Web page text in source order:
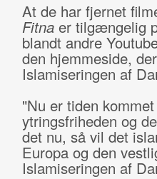
At de har fjernet
Fitnaer tilgængelig
blandt andre
den hjemmeside,
Islamiseringen af
"Nu er tiden
ytringsfriheden og
det nu, så vil det
Europa og den
Islamiseringen af